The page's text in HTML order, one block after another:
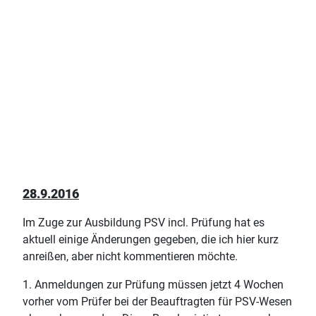
28.9.2016
Im Zuge zur Ausbildung PSV incl. Prüfung hat es
aktuell einige Änderungen gegeben, die ich hier kurz
anreißen, aber nicht kommentieren möchte.
1. Anmeldungen zur Prüfung müssen jetzt 4 Wochen
vorher vom Prüfer bei der Beauftragten für PSV-Wesen